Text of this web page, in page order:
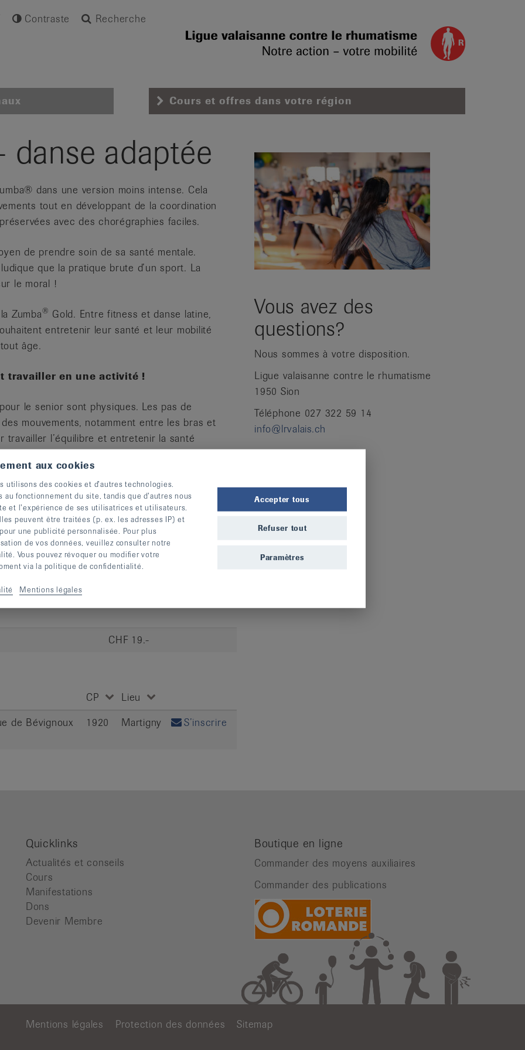
Contraste Recherche
Cours et offres dans votre région
adaptée
dans une version moins intense. Cela
tout en développant de la coordination
avec des chorégraphies faciles.
de prendre soin de sa santé mentale.
que la pratique brute d’un sport. La
le moral !
Zumba® Gold. Entre fitness et danse latine,
entretenir leur santé et leur mobilité
âge.
travailler en une activité !
le senior sont physiques. Les pas de
mouvements, notamment entre les bras et
travailler l’équilibre et entretenir la santé
adapté.
bien-être
CHF 19.-
CP
Lieu
de Bévignoux
1920 Martigny S’inscrire
Vous avez des
questions?
Nous sommes à votre disposition.
Ligue valaisanne contre le rhumatisme
1950 Sion
Téléphone 027 322 59 14
info@lrvalais.ch
Quicklinks
Actualités et conseils
Cours
Manifestations
Dons
Devenir Membre
Boutique en ligne
Commander des moyens auxiliaires
Commander des publications
Mentions légales Protection des données Sitemap
aux cookies
utilisons des cookies et d’autres technologies.
fonctionnement du site, tandis que d’autres nous
et l’expérience de ses utilisatrices et utilisateurs.
peuvent être traitées (p. ex. les adresses IP) et
une publicité personnalisée. Pour plus
de vos données, veuillez consulter notre
Vous pouvez révoquer ou modifier votre
via la politique de confidentialité.
Mentions légales
Accepter tous
Refuser tout
Paramètres